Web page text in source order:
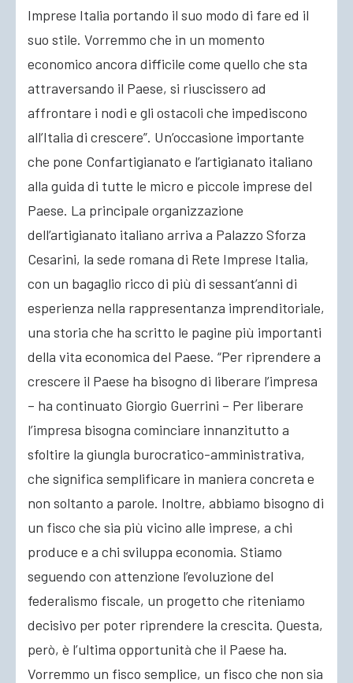
Imprese Italia portando il suo modo di fare ed il
suo stile. Vorremmo che in un momento
economico ancora difficile come quello che sta
attraversando il Paese, si riuscissero ad
affrontare i nodi e gli ostacoli che impediscono
all’Italia di crescere”. Un’occasione importante
che pone Confartigianato e l’artigianato italiano
alla guida di tutte le micro e piccole imprese del
Paese. La principale organizzazione
dell’artigianato italiano arriva a Palazzo Sforza
Cesarini, la sede romana di Rete Imprese Italia,
con un bagaglio ricco di più di sessant’anni di
esperienza nella rappresentanza imprenditoriale,
una storia che ha scritto le pagine più importanti
della vita economica del Paese. “Per riprendere a
crescere il Paese ha bisogno di liberare l’impresa
– ha continuato Giorgio Guerrini – Per liberare
l’impresa bisogna cominciare innanzitutto a
sfoltire la giungla burocratico-amministrativa,
che significa semplificare in maniera concreta e
non soltanto a parole. Inoltre, abbiamo bisogno di
un fisco che sia più vicino alle imprese, a chi
produce e a chi sviluppa economia. Stiamo
seguendo con attenzione l’evoluzione del
federalismo fiscale, un progetto che riteniamo
decisivo per poter riprendere la crescita. Questa,
però, è l’ultima opportunità che il Paese ha.
Vorremmo un fisco semplice, un fisco che non sia